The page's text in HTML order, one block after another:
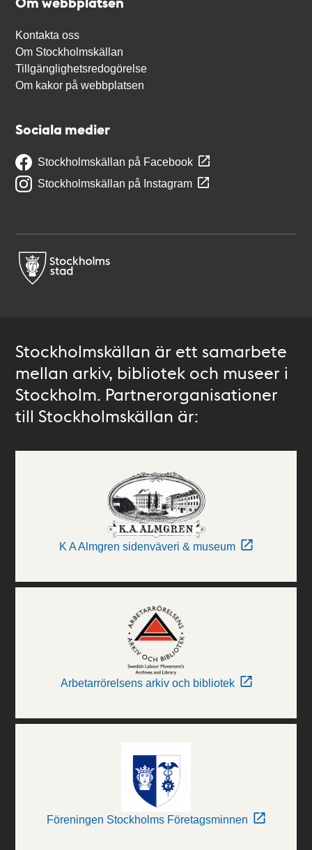
Kontakta oss
Om Stockholmskällan
Tillgänglighetsredogörelse
Om kakor på webbplatsen
Sociala medier
Stockholmskällan på Facebook
Stockholmskällan på Instagram
Stockholmskällan är ett samarbete
mellan arkiv, bibliotek och museer i
Stockholm. Partnerorganisationer
till Stockholmskällan är:
K A Almgren sidenväveri & museum
Arbetarrörelsens arkiv och bibliotek
Föreningen Stockholms Företagsminnen